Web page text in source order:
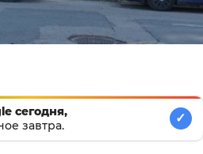
сегодня,
завтра.
✓